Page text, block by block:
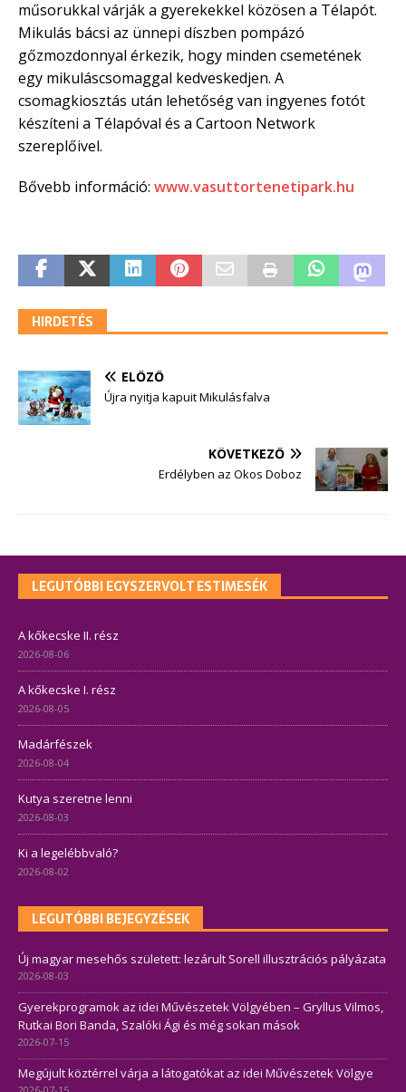
műsorukkal várják a gyerekekkel közösen a Télapót.
Mikulás bácsi az ünnepi díszben pompázó
gőzmozdonnyal érkezik, hogy minden csemetének
egy mikuláscsomaggal kedveskedjen. A
csomagkiosztás után lehetőség van ingyenes fotót
készíteni a Télapóval és a Cartoon Network
szereplőivel.
Bővebb információ: www.vasuttortenetipark.hu
HIRDETÉS
ELŐZŐ
Újra nyitja kapuit Mikulásfalva
KÖVETKEZŐ
Erdélyben az Okos Doboz
LEGUTÓBBI EGYSZERVOLT ESTIMESÉK
A kőkecske II. rész
2026-08-06
A kőkecske I. rész
2026-08-05
Madárfészek
2026-08-04
Kutya szeretne lenni
2026-08-03
Ki a legelébbvaló?
2026-08-02
LEGUTÓBBI BEJEGYZÉSEK
Új magyar mesehős született: lezárult Sorell illusztrációs pályázata
2026-08-03
Gyerekprogramok az idei Művészetek Völgyében – Gryllus Vilmos,
Rutkai Bori Banda, Szalóki Ági és még sokan mások
2026-07-15
Megújult köztérrel várja a látogatókat az idei Művészetek Völgye